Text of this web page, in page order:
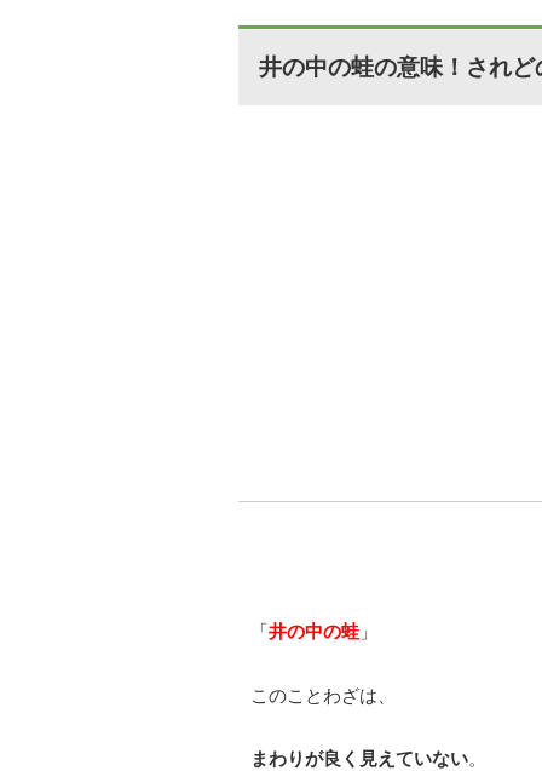
井の中の蛙の意味！され
「井の中の蛙 」
このことわざは、
まわりが良く見えていない。